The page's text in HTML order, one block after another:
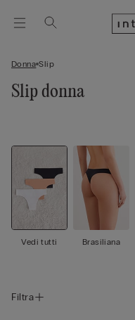
Donna Slip
Slip donna
Vedi tutti Brasiliana
Filtra